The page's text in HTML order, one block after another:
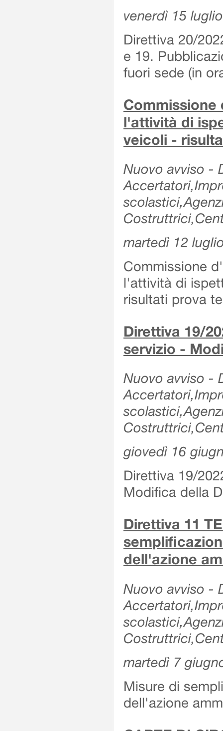
venerdì 15
Direttiva 20/
e 19.
fuori sede (in
l'attività di
veicoli -
Nuovo avviso -
martedì 12
Commissione
l'attività di
risultati prova
Direttiva 19/
servizio -
Nuovo avviso -
giovedì 16
Direttiva 19/
Modifica della
Direttiva 11
dell'azione
Nuovo avviso -
martedì 7
Misure di
dell'azione